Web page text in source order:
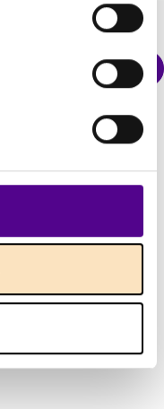
Sähkökatkokartta